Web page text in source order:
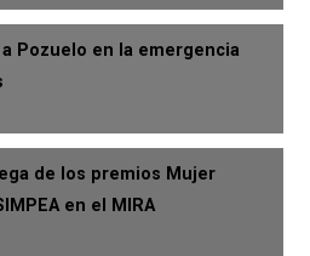
Pozuelo en la emergencia
de los premios Mujer
en el MIRA